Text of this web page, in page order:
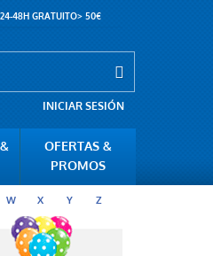
48H GRATUITO> 50€
INICIAR SESIÓN
OFERTAS &
PROMOS
W X Y Z